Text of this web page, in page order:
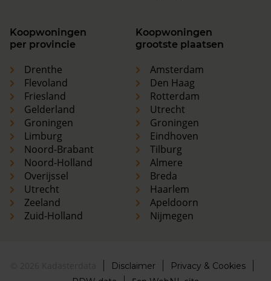
Koopwoningen
per provincie
Drenthe
Flevoland
Friesland
Gelderland
Groningen
Limburg
Noord-Brabant
Noord-Holland
Overijssel
Utrecht
Zeeland
Zuid-Holland
Koopwoningen
grootste plaatsen
Amsterdam
Den Haag
Rotterdam
Utrecht
Groningen
Eindhoven
Tilburg
Almere
Breda
Haarlem
Apeldoorn
Nijmegen
Disclaimer
Privacy & Cookies